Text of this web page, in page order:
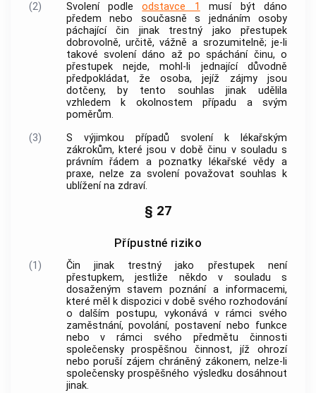
(2)
Svolení podleodstavce 1
musí být dáno
předem nebo současně s jednáním osoby
páchající čin jinak trestný jako přestupek
dobrovolně, určitě, vážně a srozumitelně; je-li
takové svolení dáno až po spáchání činu, o
přestupek nejde, mohl-li jednající důvodně
předpokládat, že osoba, jejíž zájmy jsou
dotčeny, by tento souhlas jinak udělila
vzhledem k okolnostem případu a svým
poměrům.
(3)
S výjimkou případů svolení k lékařským
zákrokům, které jsou v době činu v souladu s
právním řádem a poznatky lékařské vědy a
praxe, nelze za svolení považovat souhlas k
ublížení na zdraví.
§ 27
Přípustné riziko
(1)
Čin jinak trestný jako přestupek není
přestupkem, jestliže někdo v souladu s
dosaženým stavem poznání a informacemi,
které měl k dispozici v době svého rozhodování
o dalším postupu, vykonává v rámci svého
zaměstnání, povolání, postavení nebo funkce
nebo v rámci svého předmětu činnosti
společensky prospěšnou činnost, jíž ohrozí
nebo poruší zájem chráněný zákonem, nelze-li
společensky prospěšného výsledku dosáhnout
jinak.